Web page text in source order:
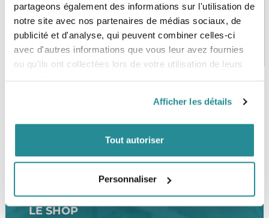
partageons également des informations sur l'utilisation de
notre site avec nos partenaires de médias sociaux, de
publicité et d'analyse, qui peuvent combiner celles-ci
avec d'autres informations que vous leur avez fournies
ou qu'ils ont collectées lors de votre utilisation de leurs
Afficher les détails
Tout autoriser
Personnaliser
PAIEMENT SÉCURISÉ
CB, VISA, Mastercard, ALMA
STOCK EN TEMPS RÉEL
Plus de 5000 produits en stock
LE SHOP